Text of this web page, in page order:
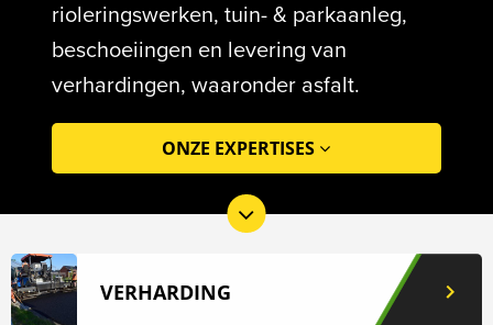
rioleringswerken, tuin- & parkaanleg,
beschoeiingen en levering van
verhardingen, waaronder asfalt.
ONZE EXPERTISES
VERHARDING